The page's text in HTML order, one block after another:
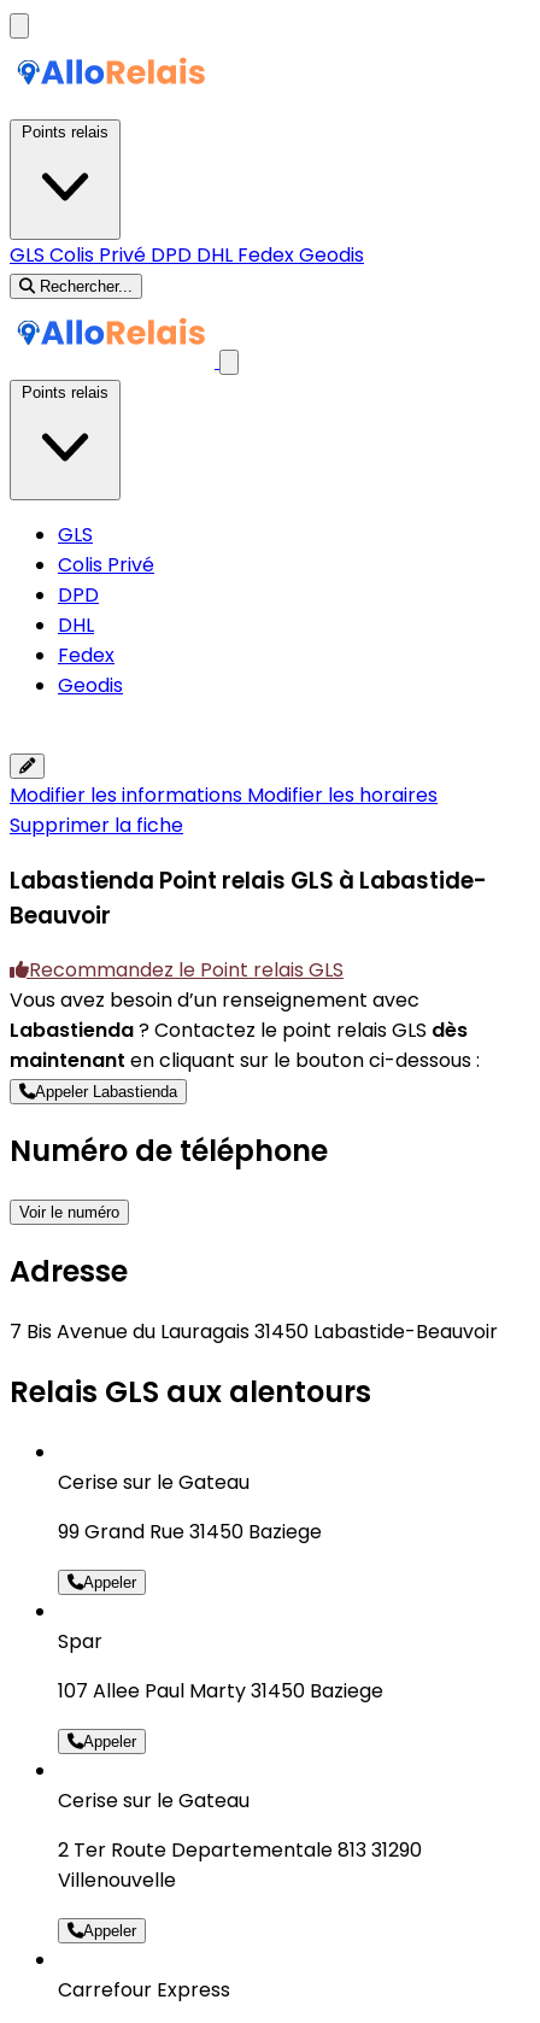
GLS Colis Privé DPD DHL FedexGeodis
Rechercher...
GLS
Colis Privé
DPD
DHL
Fedex
Geodis
Modifier les informations Modifier les horaires
Supprimer la fiche
Labastienda Point relais GLS à Labastide-
Beauvoir
Recommandez le Point relais GLS
Vous avez besoin d’un renseignement avec
Labastienda? Contactez le point relais GLS dès
maintenant en cliquant sur le bouton ci-dessous :
Appeler Labastienda
Numéro de téléphone
Voir le numéro
Adresse
7 Bis Avenue du Lauragais 31450 Labastide-Beauvoir
Relais GLS aux alentours
Cerise sur le Gateau
99 Grand Rue 31450 Baziege
Appeler
Spar
107 Allee Paul Marty 31450 Baziege
Appeler
Cerise sur le Gateau
2 Ter Route Departementale 813 31290
Villenouvelle
Appeler
Carrefour Express